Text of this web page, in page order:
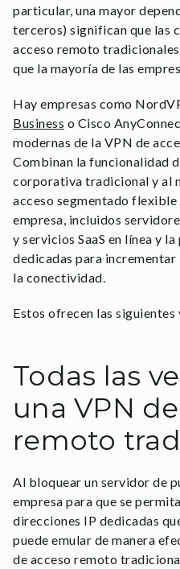
particular, una mayor
terceros) significan que las
acceso remoto
que la mayoría de las
Hay empresas como
Business o Cisco
modernas de la VPN de
Combinan la funcionalidad
corporativa tradicional y al
acceso segmentado flexible
empresa, incluidos
y servicios SaaS en línea y
dedicadas para
la conectividad.
Estos ofrecen las siguientes
Todas las
una VPN
remoto
Al bloquear un servidor de
empresa para que se
direcciones IP dedicadas
puede emular de manera
de acceso remoto